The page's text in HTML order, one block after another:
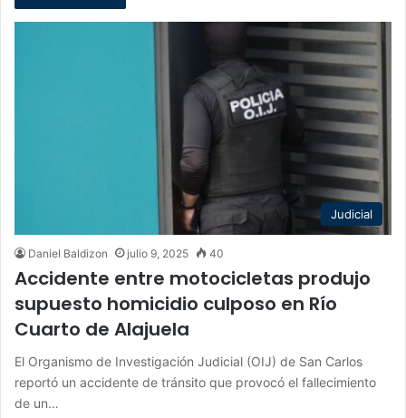
Judicial
Daniel Baldizon julio 9, 2025 40
Accidente entre motocicletas produjo
supuesto homicidio culposo en Río
Cuarto de Alajuela
El Organismo de Investigación Judicial (OIJ) de San Carlos
reportó un accidente de tránsito que provocó el fallecimiento
de un…